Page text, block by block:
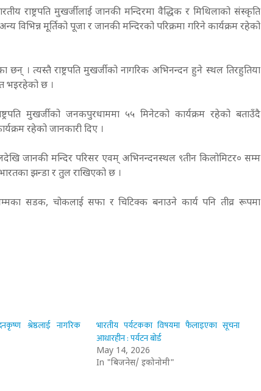
राष्ट्रपति मुखर्जीलाई जानकी मन्दिरमा वैद्धिक र मिथिलाको संस्कृति
विभिन्न मूर्तिको पूजा र जानकी मन्दिरको परिक्रमा गरिने कार्यक्रम रहेको
। त्यस्तै राष्ट्रपति मुखर्जीको नागरिक अभिनन्दन हुने स्थल तिरहुतिया
भइरहेको छ ।
मुखर्जीको जनकपुरधाममा ५५ मिनेटको कार्यक्रम रहेको बताउँदै
रहेको जानकारी दिए ।
जानकी मन्दिर परिसर एवम् अभिनन्दनस्थल ९तीन किलोमिटर० सम्म
झन्डा र तुल राखिएको छ ।
सडक, चोकलाई सफा र चिटिक्क बनाउने कार्य पनि तीव्र रूपमा
श्रेष्ठलाई नागरिक
भारतीय पर्यटकका विषयमा फैलाइएका सूचना
आधारहीन : पर्यटन बोर्ड
May 14, 2026
In "बिजनेस/ इकोनोमी"